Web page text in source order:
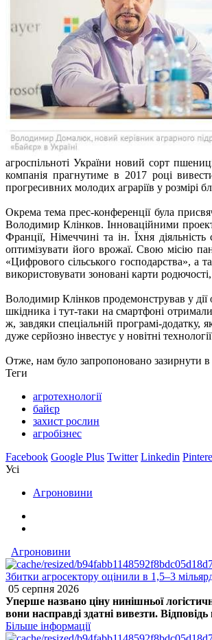
агроспільноті України новий сорт
компанія прагнутиме в 2017 році
прогресивних молодих аграріїв у розмірі
Окрема тема прес-конференції була
Володимир Клінков. Інноваційними
Франції, Німеччині та ін. Їхня
оптимізувати його врожаї. Свою місію
«Цифрового сільського господарства», а
використовувати зоновані карти
Володимир Клінков продемонстрував у
шкідника і тут-таки на смартфоні
ж, завдяки спеціальній програмі-
дуже серйозно інвестує у новітні
Отже, нам було запропоновано зазирнути в
Теги
агротехнології
байєр
захист рослин
агробізнес
Facebook Google Plus Twitter Linkedin
Усі
Агроновини
Агроновини
Збитки агросектору оцінили в 1,5–3
05 серпня 2026
Уперше названо ціну нинішньої
вони насправді здатні вивезти.
Більше інформації